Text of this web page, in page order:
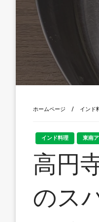
ホームページ インド
インド料理 東南
高円
のス